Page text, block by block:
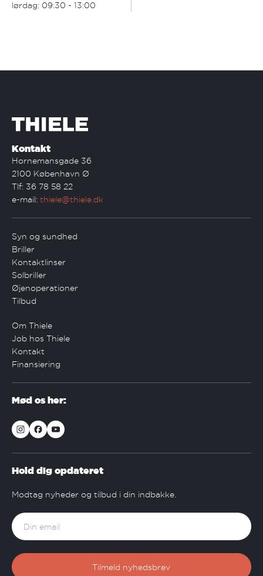
lørdag: 09:30 - 13:00
Kontakt
Hornemansgade 36
2100 København Ø
Tlf: 36 78 58 22
e-mail: thiele@thiele.dk
Syn og sundhed
Briller
Kontaktlinser
Solbriller
Øjenoperationer
Tilbud
Om Thiele
Job hos Thiele
Kontakt
Finansiering
Mød os her:
Hold dig opdateret
Modtag nyheder og tilbud i din indbakke.